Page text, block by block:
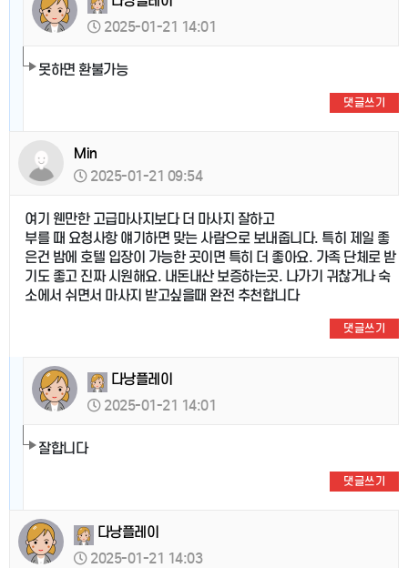
2025-01-21 14:01
못하면 환불가능
댓글쓰기
Min
2025-01-21 09:54
여기 웬만한 고급마사지보다 더 마사지 잘하고
부를 때 요청사항 얘기하면 맞는 사람으로 보내줍니다. 특히 제일 좋
은건 밤에 호텔 입장이 가능한 곳이면 특히 더 좋아요. 가족 단체로 받
기도 좋고 진짜 시원해요. 내돈내산 보증하는곳. 나가기 귀찮거나 숙
소에서 쉬면서 마사지 받고싶을때 완전 추천합니다
댓글쓰기
다낭플레이
2025-01-21 14:01
잘합니다
댓글쓰기
다낭플레이
2025-01-21 14:03